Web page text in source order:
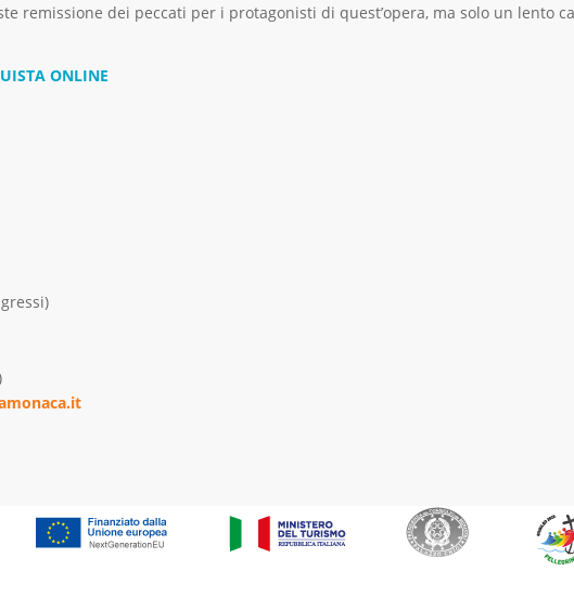
remissione dei peccati per i protagonisti di quest’opera, ma solo un lento
ONLINE